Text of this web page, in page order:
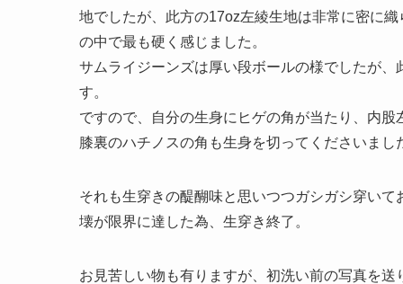
地でしたが、此方の17oz左綾生地は非常に密に
の中で最も硬く感じました。
サムライジーンズは厚い段ボールの様でしたが
す。
ですので、自分の生身にヒゲの角が当たり、内
膝裏のハチノスの角も生身を切ってくださいまし
それも生穿きの醍醐味と思いつつガシガシ穿い
壊が限界に達した為、生穿き終了。
お見苦しい物も有りますが、初洗い前の写真を送